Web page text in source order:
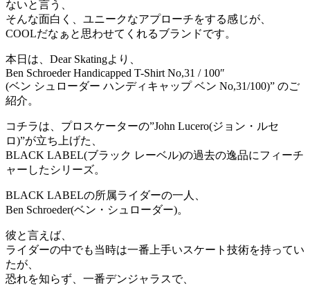
ないと言う、
そんな面白く、ユニークなアプローチをする感じが、
COOLだなぁと思わせてくれるブランドです。
本日は、Dear Skatingより、
Ben Schroeder Handicapped T-Shirt No,31 / 100″
(ベン シュローダー ハンディキャップ ベン No,31/100)” のご
紹介。
コチラは、プロスケーターの”John Lucero(ジョン・ルセ
ロ)”が立ち上げた、
BLACK LABEL(ブラック レーベル)の過去の逸品にフィーチ
ャーしたシリーズ。
BLACK LABELの所属ライダーの一人、
Ben Schroeder(ベン・シュローダー)。
彼と言えば、
ライダーの中でも当時は一番上手いスケート技術を持ってい
たが、
恐れを知らず、一番デンジャラスで、